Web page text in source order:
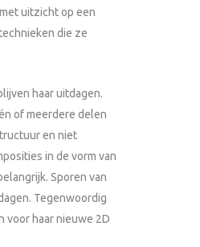
uitzicht op een
die ze
haar uitdagen.
of meerdere delen
en niet
in de vorm van
Sporen van
Tegenwoordig
voor haar nieuwe 2D